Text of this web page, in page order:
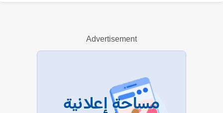
عرض الكل
Advertisement
مساحة إعلانية